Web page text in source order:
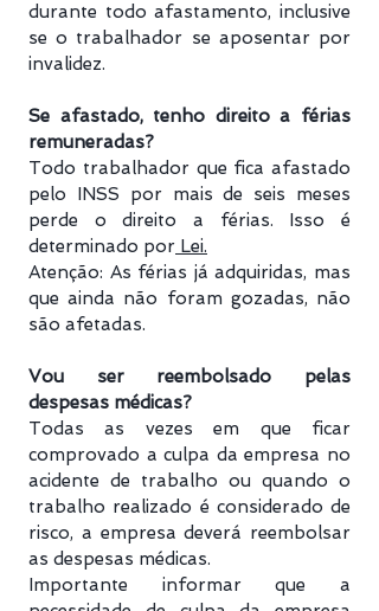
durante todo afastamento, inclusive
se o trabalhador se aposentar por
invalidez.
Se afastado, tenho direito a férias
remuneradas?
Todo trabalhador que fica afastado
pelo INSS por mais de seis meses
perde o direito a férias. Isso é
determinado por Lei.
Atenção: As férias já adquiridas, mas
que ainda não foram gozadas, não
são afetadas.
Vou ser reembolsado pelas
despesas médicas?
Todas as vezes em que ficar
comprovado a culpa da empresa no
acidente de trabalho ou quando o
trabalho realizado é considerado de
risco, a empresa deverá reembolsar
as despesas médicas.
Importante informar que a